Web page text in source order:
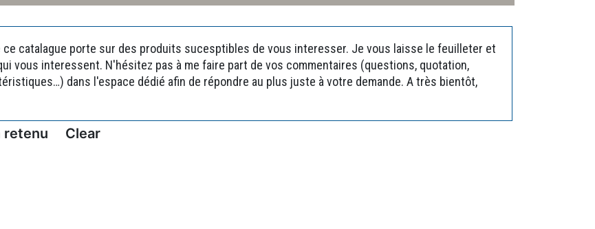
retenu Clear
ce catalague porte sur des produits sucesptibles de vous interesser. Je vous laisse le feuilleter et
vous interessent. N'hésitez pas à me faire part de vos commentaires (questions, quotation,
dans l'espace dédié afin de répondre au plus juste à votre demande. A très bientôt,